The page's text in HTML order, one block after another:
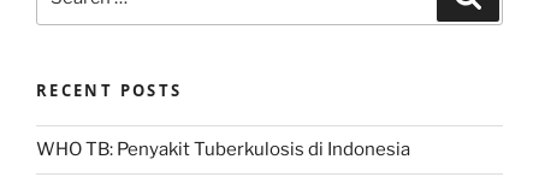
for:
RECENT POSTS
WHO TB: Penyakit Tuberkulosis di Indonesia